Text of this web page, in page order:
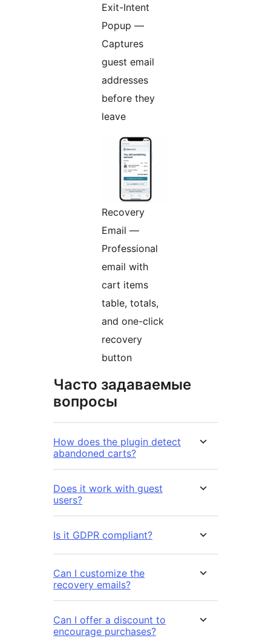
Exit-Intent
Popup —
Captures
guest email
addresses
before they
leave
Recovery
Email —
Professional
email with
cart items
table, totals,
and one-click
recovery
button
Часто задаваемые
вопросы
How does the plugin detect
abandoned carts?
Does it work with guest
users?
Is it GDPR compliant?
Can I customize the
recovery emails?
Can I offer a discount to
encourage purchases?